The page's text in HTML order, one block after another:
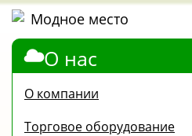
ФАБРИКИ,
О нас
О компании
Торговое оборудование